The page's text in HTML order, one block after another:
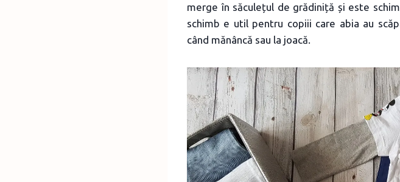
merge în săculețul de grădiniță și este
schimb e util pentru copiii care abia au
când mănâncă sau la joacă.